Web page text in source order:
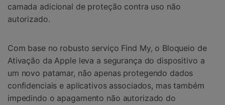
camada adicional de proteção contra uso não
autorizado.
Com base no robusto serviço Find My, o Bloqueio de
Ativação da Apple leva a segurança do dispositivo a
um novo patamar, não apenas protegendo dados
confidenciais e aplicativos associados, mas também
impedindo o apagamento não autorizado do